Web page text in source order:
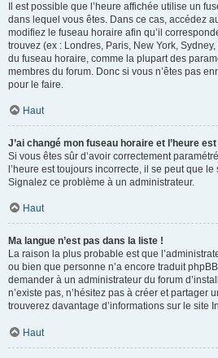
Il est possible que l’heure affichée utilise un
dans lequel vous êtes. Dans ce cas, accédez
modifiez le fuseau horaire afin qu’il
trouvez (ex : Londres, Paris, New York,
du fuseau horaire, comme la plupart des
membres du forum. Donc si vous n’êtes pas
pour le faire.
Haut
J’ai changé mon fuseau horaire et l’heure
Si vous êtes sûr d’avoir correctement
l’heure est toujours incorrecte, il se peut que
Signalez ce problème à un administrateur.
Haut
Ma langue n’est pas dans la liste !
La raison la plus probable est que
ou bien que personne n’a encore traduit
demander à un administrateur du forum
n’existe pas, n’hésitez pas à créer et partager
trouverez davantage d’informations sur le site
Haut